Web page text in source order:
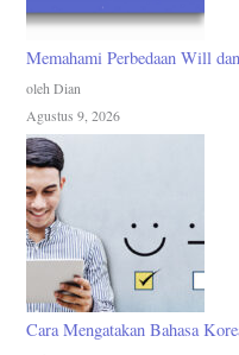
Memahami Perbedaan Will
oleh Dian
Agustus 9, 2026
Cara Mengatakan Bahasa